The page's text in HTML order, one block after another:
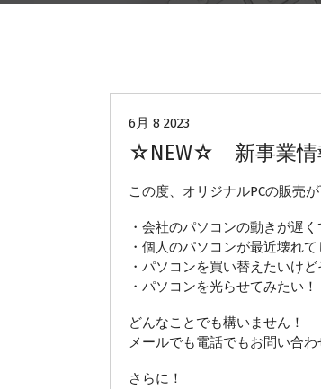
6月 8 2023
☆NEW☆ 新事業情
この度、オリジナルPCの販売
・会社のパソコンの動きが遅く
・個人のパソコンが最近壊れて
・パソコンを買い替えたいけ
・パソコンを光らせてみたい！
どんなことでも構いません！
メールでも電話でもお問い合わ
さらに！